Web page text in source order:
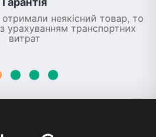
неякісний товар, то
урахуванням транспортних
витрат